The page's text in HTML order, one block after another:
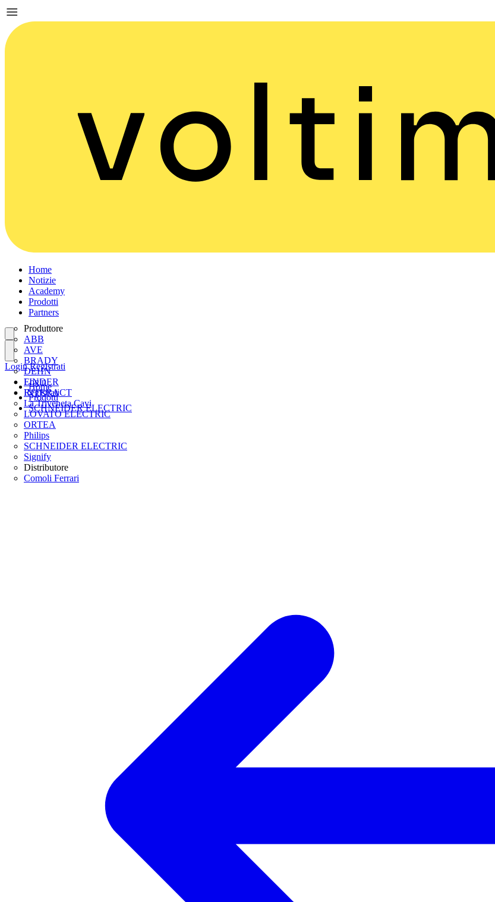
Home
Notizie
Academy
Prodotti
Partners
Produttore
ABB
AVE
BRADY
DEHN
FINDER
INTERACT
La Triveneta Cavi
LOVATO ELECTRIC
ORTEA
Philips
SCHNEIDER ELECTRIC
Signify
Distributore
Comoli Ferrari
Login
Registrati
Login Registrati
Home
Prodotti
SCHNEIDER ELECTRIC